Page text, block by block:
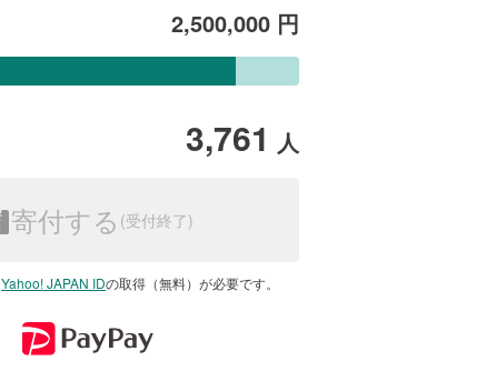
2,500,000 円
3,761 人
寄付する
Yahoo! JAPAN IDの取得（無料）が必要です。